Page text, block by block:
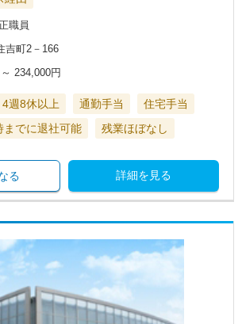
職員
吉町2－166
～234,000円
4週8休以上 通勤手当
住宅手当
までに退社可能 残業ほぼなし
詳細を見る
る